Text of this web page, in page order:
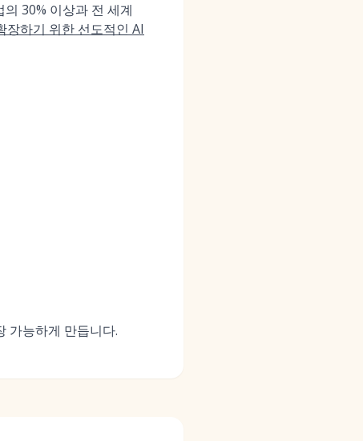
30% 이상과 전 세계
장하기 위한 선도적인 AI
가능하게 만듭니다.